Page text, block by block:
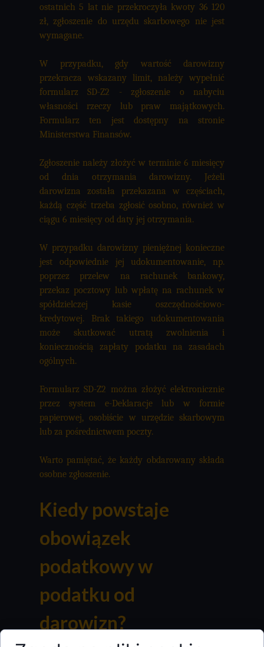
ostatnich 5 lat nie przekroczyła kwoty 36 120
zł, zgłoszenie do urzędu skarbowego nie jest
wymagane.
W przypadku, gdy wartość darowizny
przekracza wskazany limit, należy wypełnić
formularz SD-Z2 - zgłoszenie o nabyciu
własności rzeczy lub praw majątkowych.
Formularz ten jest dostępny na stronie
Ministerstwa Finansów.
Zgłoszenie należy złożyć w terminie 6 miesięcy
od dnia otrzymania darowizny. Jeżeli
darowizna została przekazana w częściach,
każdą część trzeba zgłosić osobno, również w
ciągu 6 miesięcy od daty jej otrzymania.
W przypadku darowizny pieniężnej konieczne
jest odpowiednie jej udokumentowanie, np.
poprzez przelew na rachunek bankowy,
przekaz pocztowy lub wpłatę na rachunek w
spółdzielczej kasie oszczędnościowo-
kredytowej. Brak takiego udokumentowania
może skutkować utratą zwolnienia i
koniecznością zapłaty podatku na zasadach
ogólnych.
Formularz SD-Z2 można złożyć elektronicznie
przez system e-Deklaracje lub w formie
papierowej, osobiście w urzędzie skarbowym
lub za pośrednictwem poczty.
Warto pamiętać, że każdy obdarowany składa
osobne zgłoszenie.
Kiedy powstaje
obowiązek
podatkowy w
podatku od
darowizn?